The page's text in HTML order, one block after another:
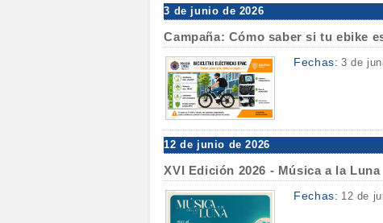
3 de junio de 2026
Campaña: Cómo saber si tu ebike
Fechas: 3 de
12 de junio de 2026
XVI Edición 2026 - Música a la Luna
Fechas: 12 de